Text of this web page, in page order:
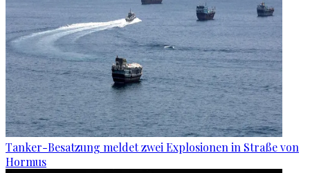
Tanker-Besatzung meldet zwei Explosionen in Straße von
Hormus